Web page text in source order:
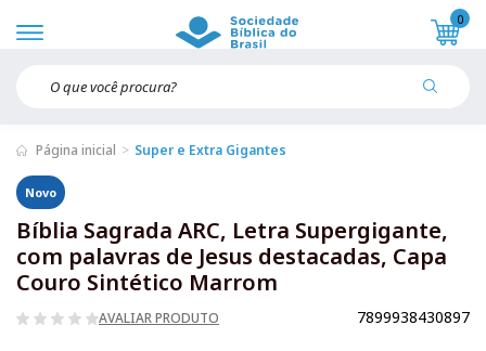
0
Página inicial Super e Extra Gigantes
Novo
Bíblia Sagrada ARC, Letra Supergigante,
com palavras de Jesus destacadas, Capa
Couro Sintético Marrom
AVALIAR PRODUTO 7899938430897